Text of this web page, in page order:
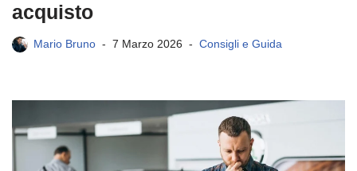
acquisto
Mario Bruno 7 Marzo 2026 Consigli e Guida